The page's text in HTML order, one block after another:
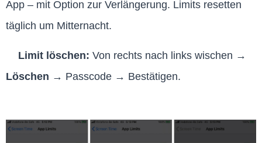
App – mit Option zur Verlängerung. Limits resetten
täglich um Mitternacht.
Limit löschen: Von rechts nach links wischen →
Löschen → Passcode → Bestätigen.